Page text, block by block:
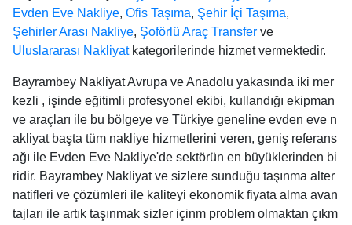
Evden Eve Nakliye, Ofis Taşıma, Şehir İçi Taşıma,
Şehirler Arası Nakliye, Şoförlü Araç Transfer ve
Uluslararası Nakliyatkategorilerinde hizmet vermektedir.
Bayrambey Nakliyat Avrupa ve Anadolu yakasında iki mer
kezli , işinde eğitimli profesyonel ekibi, kullandığı ekipman
ve araçları ile bu bölgeye ve Türkiye geneline evden eve n
akliyat başta tüm nakliye hizmetlerini veren, geniş referans
ağı ile Evden Eve Nakliye'de sektörün en büyüklerinden bi
ridir. Bayrambey Nakliyat ve sizlere sunduğu taşınma alter
natifleri ve çözümleri ile kaliteyi ekonomik fiyata alma avan
tajları ile artık taşınmak sizler içinm problem olmaktan çıkm